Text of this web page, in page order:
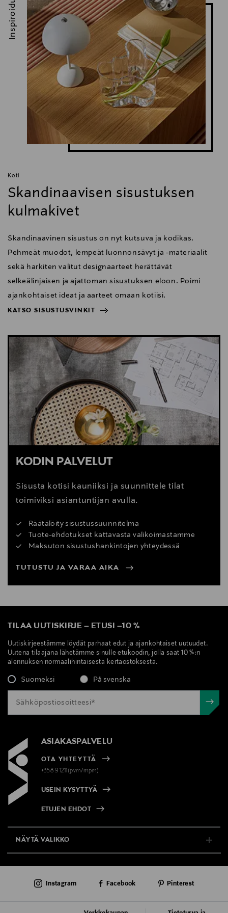
Koti
Skandinaavisen sisustuksen
kulmakivet
Skandinaavinen sisustus on nyt kutsuva ja kodikas.
Pehmeät muodot, lempeät luonnonsävyt ja -materiaalit
sekä harkiten valitut designaarteet herättävät
selkeälinjaisen ja ajattoman sisustuksen eloon. Poimi
ajankohtaiset ideat ja aarteet omaan kotiisi.
KATSO SISUSTUSVINKIT
Inspiroidu
KATSO SISUSTUSVINKIT
KODIN PALVELUT
Sisusta kotisi kauniiksi ja suunnittele tilat
toimiviksi asiantuntijan avulla.
Räätälöity sisustussuunnitelma
Tuote-ehdotukset kattavasta valikoimastamme
Maksuton sisustushankintojen yhteydessä
TUTUSTU JA VARAA AIKA
TILAA UUTISKIRJE – ETUSI –10 %
Uutiskirjeestämme löydät parhaat edut ja ajankohtaiset uutuudet.
Uutena tilaajana lähetämme sinulle etukoodin, jolla saat 10 %:n
alennuksen normaalihintaisesta kertaostoksesta.
Suomeksi På svenska
ASIAKASPALVELU
OTA YHTEYTTÄ
+358 9 1211(pvm/mpm)
USEIN KYSYTTYÄ
ETUJEN EHDOT
NÄYTÄ VALIKKO
AJANKOHTAISTA
Instagram Facebook Pinterest